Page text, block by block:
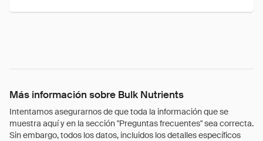
Más información sobre Bulk Nutrients
Intentamos asegurarnos de que toda la información que se
muestra aquí y en la sección "Preguntas frecuentes" sea correcta.
Sin embargo, todos los datos, incluidos los detalles específicos